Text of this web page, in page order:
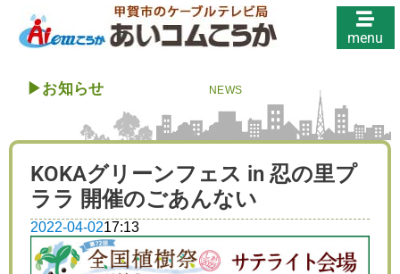
menu
▶︎お知らせ NEWS
KOKAグリーンフェス in 忍の里プ
ララ 開催のごあんない
2022-04-0217:13